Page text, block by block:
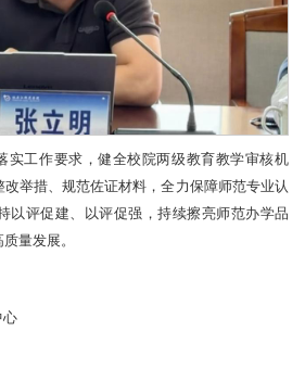
实工作要求，健全校院两级教育教学审核机
举措、规范佐证材料，全力保障师范专业认
以评促建、以评促强，持续擦亮师范办学品
量发展。
心